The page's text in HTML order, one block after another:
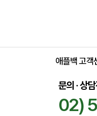
애플백 고객
문의 · 상
02)